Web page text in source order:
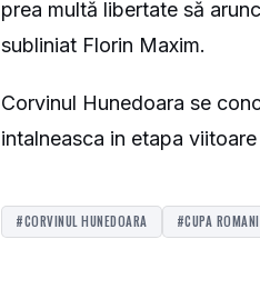
prea multă libertate să
subliniat Florin Maxim.
Corvinul Hunedoara se
intalneasca in etapa
#CORVINUL HUNEDOARA #CUPA